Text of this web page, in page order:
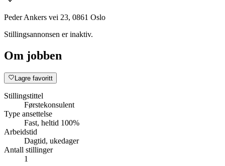
Peder Ankers vei 23, 0861 Oslo
Stillingsannonsen er inaktiv.
Om jobben
Lagre favoritt
Stillingstittel
Førstekonsulent
Type ansettelse
Fast, heltid 100%
Arbeidstid
Dagtid, ukedager
Antall stillinger
1